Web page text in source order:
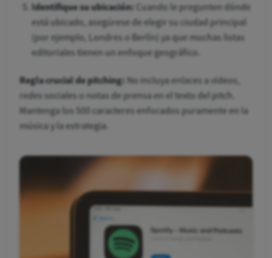
Identifique su ubicación: Cuando le pregunten dónde
está ubicado, asegúrese de elegir su ciudad principal
(por ejemplo, Londres o Berlín) ya que muchas listas
editoriales tienen un enfoque geográfico.
Regla crucial de pitching: No incluya enlaces a vídeos,
redes sociales o notas de prensa en el texto del pitch.
Mantenga los 500 caracteres enfocados puramente en la
música y la estrategia.